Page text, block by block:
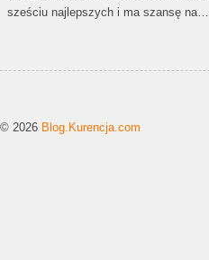
sześciu najlepszych i ma szansę na…
© 2026 Blog.Kurencja.com